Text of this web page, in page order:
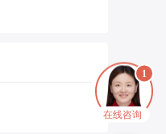
在线咨询